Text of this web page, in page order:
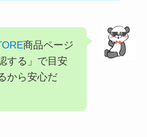
商品ページ
する」で目安
から安心だ